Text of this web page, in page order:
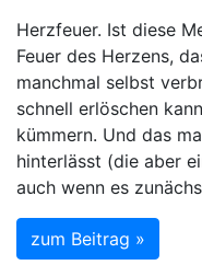
Herzfeuer. Ist diese
Feuer des Herzens,
manchmal selbst
schnell erlöschen
kümmern. Und das
hinterlässt (die aber
auch wenn es
zum Beitrag »